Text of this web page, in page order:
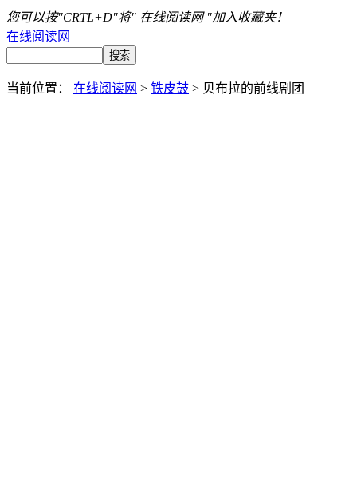
您可以按"CRTL+D"将" 在线阅读网 "加入收藏夹！
在线阅读网
当前位置： 在线阅读网 > 铁皮鼓 > 贝布拉的前线剧团